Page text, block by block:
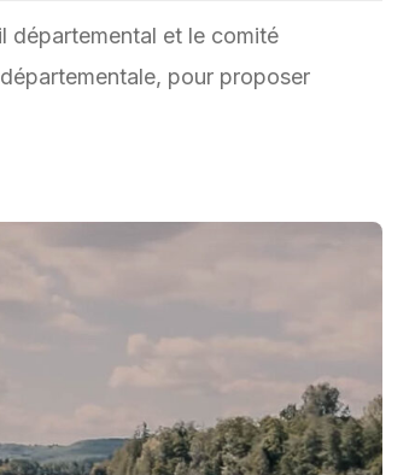
départemental et le comité
pour proposer